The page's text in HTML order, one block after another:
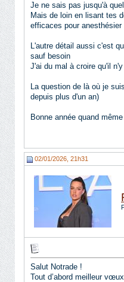
Je ne sais pas jusqu'à
Mais de loin en lisant tes
efficaces pour anesthésier
L'autre détail aussi c'est
sauf besoin
J'ai du mal à croire qu'il
La question de là où je
depuis plus d'un an)
Bonne année quand
02/01/2026, 21h31
Salut Notrade !
Tout d’abord meilleur